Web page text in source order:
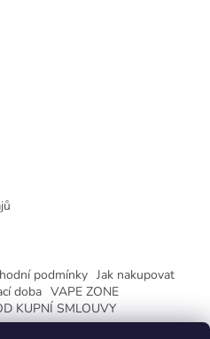
podmínky Jak nakupovat
doba VAPE ZONE
KUPNÍ SMLOUVY